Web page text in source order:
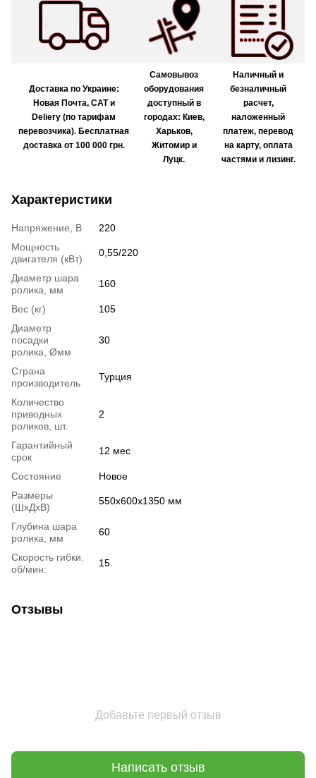
Доставка по Украине:
Новая Почта, САТ и
Deliery (по тарифам
перевозчика). Бесплатная
доставка от 100 000 грн.
Самовывоз
оборудования
доступный в
городах: Киев,
Харьков,
Житомир и
Луцк.
Наличный и
безналичный
расчет,
наложенный
платеж, перевод
на карту, оплата
частями и лизинг.
Характеристики
Напряжение, В
220
Мощность
двигателя (кВт)
0,55/220
Диаметр шара
ролика, мм
160
Вес (кг)
105
Диаметр
посадки
ролика, Øмм
30
Страна
производитель
Турция
Количество
приводных
роликов, шт.
2
Гарантийный
срок
12 мес
Состояние
Новое
Размеры
(ШxДxВ)
550x600x1350 мм
Глубина шара
ролика, мм
60
Скорость гибки.
об/мин:
15
Отзывы
Добавьте первый отзыв
Написать отзыв